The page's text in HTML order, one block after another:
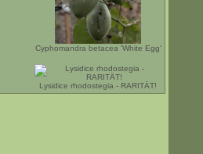
Cyphomandra betacea 'White Egg'
Lysidice rhodostegia - RARITÄT!